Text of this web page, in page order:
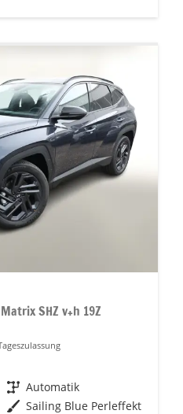
SHZ v+h 19Z
Getriebe Automatik
Außenfarbe Sailing Blue Perleffekt